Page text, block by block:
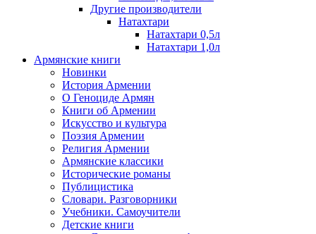
Другие производители
Натахтари
Натахтари 0,5л
Натахтари 1,0л
Армянские книги
Новинки
История Армении
О Геноциде Армян
Книги об Армении
Иcкусство и культура
Поэзия Армении
Религия Армении
Армянские классики
Исторические романы
Публицистика
Словари. Разговорники
Учебники. Самоучители
Детские книги